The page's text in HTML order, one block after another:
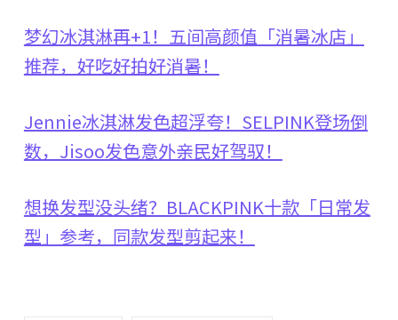
梦幻冰淇淋再+1！五间高颜值「消暑冰店」
推荐，好吃好拍好消暑！
Jennie冰淇淋发色超浮夸！SELPINK登场倒
数，Jisoo发色意外亲民好驾驭！
想换发型没头绪？BLACKPINK十款「日常发
型」参考，同款发型剪起来！